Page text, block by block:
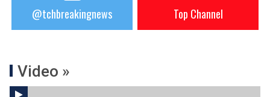
@tchbreakingnews Top Channel
Video »